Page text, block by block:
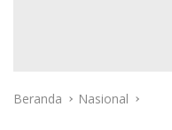
Beranda Nasional